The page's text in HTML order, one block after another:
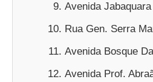
Avenida
Rua Gen. Serra
Avenida Bosque
Avenida Prof.